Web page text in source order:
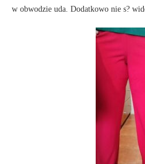
w obwodzie uda. Dodatkowo nie s?